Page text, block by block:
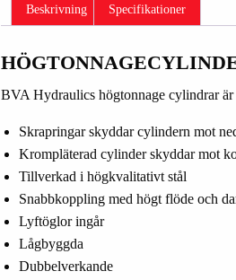
Beskrivning Specifikationer
BVA Hydraulics högtonnage cylindrar är
Skrapringar skyddar cylindern mot
Krompläterad cylinder skyddar mot
Tillverkad i högkvalitativt stål
Snabbkoppling med högt flöde och
Lyftöglor ingår
Lågbyggda
Dubbelverkande